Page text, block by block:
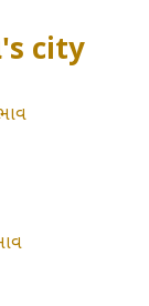
city